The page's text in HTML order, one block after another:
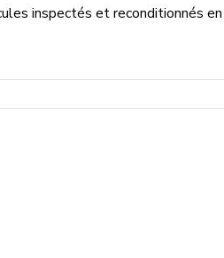
inspectés et reconditionnés